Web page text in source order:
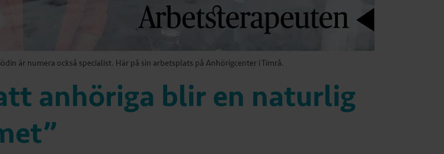
är numera också specialist. Här på sin arbetsplats på Anhörigcenter i Timrå.
anhöriga blir en naturlig